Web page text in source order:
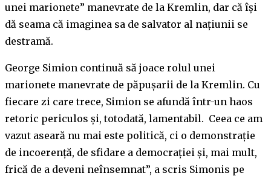
unei marionete” manevrate de la Kremlin, dar că își
dă seama că imaginea sa de salvator al națiunii se
destramă.
George Simion continuă să joace rolul unei
marionete manevrate de păpuşarii de la Kremlin. Cu
fiecare zi care trece, Simion se afundă într-un haos
retoric periculos şi, totodată, lamentabil. Ceea ce am
vazut aseară nu mai este politică, ci o demonstraţie
de incoerenţă, de sfidare a democraţiei şi, mai mult,
frică de a deveni neînsemnat”, a scris Simonis pe